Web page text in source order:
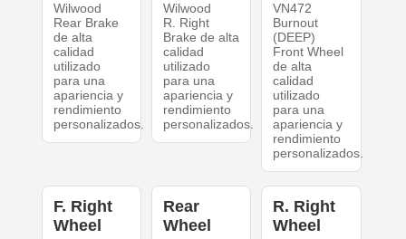
Wilwood
Rear Brake
de alta
calidad
utilizado
para una
apariencia y
rendimiento
personalizados.
Wilwood
R. Right
Brake de alta
calidad
utilizado
para una
apariencia y
rendimiento
personalizados.
VN472
Burnout
(DEEP)
Front Wheel
de alta
calidad
utilizado
para una
apariencia y
rendimiento
personalizados.
F. Right
Wheel
Rear
Wheel
R. Right
Wheel